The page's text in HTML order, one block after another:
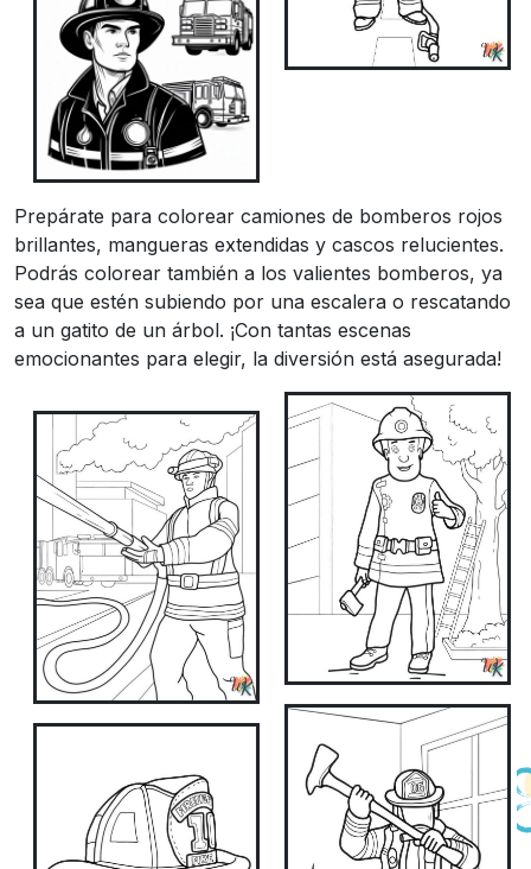
Prepárate para colorear camiones de bomberos rojos
brillantes, mangueras extendidas y cascos relucientes.
Podrás colorear también a los valientes bomberos, ya
sea que estén subiendo por una escalera o rescatando
a un gatito de un árbol. ¡Con tantas escenas
emocionantes para elegir, la diversión está asegurada!